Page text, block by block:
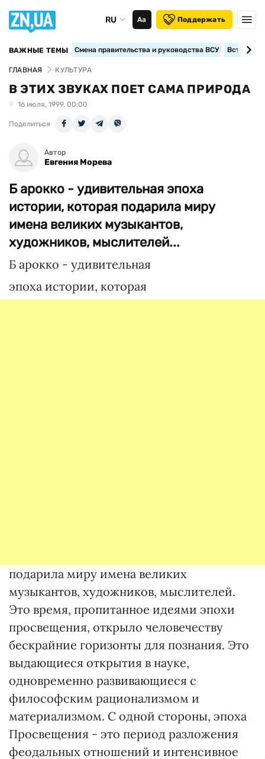
RU Аа Поддержать
ВАЖНЫЕ ТЕМЫ Смена правительства и руководства ВСУ
ГЛАВНАЯ КУЛЬТУРА
В ЭТИХ ЗВУКАХ ПОЕТ САМА ПРИРОДА
16 июля, 1999, 00:00
Поделиться
Автор
Евгения Морева
Б арокко - удивительная эпоха
истории, которая подарила миру
имена великих музыкантов,
художников, мыслителей...
Б арокко - удивительная
эпоха истории, которая
подарила миру имена великих
музыкантов, художников, мыслителей.
Это время, пропитанное идеями эпохи
просвещения, открыло человечеству
бескрайние горизонты для познания. Это
выдающиеся открытия в науке,
одновременно развивающиеся с
философским рационализмом и
материализмом. С одной стороны, эпоха
Просвещения - это период разложения
феодальных отношений и интенсивное